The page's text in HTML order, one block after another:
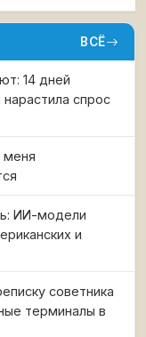
ВСЁ
14 дней
спрос
меня
ИИ-модели
и
советника
терминалы в